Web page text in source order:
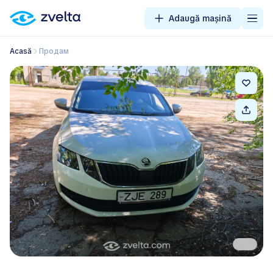
Adaugă mașină
Acasă Продам